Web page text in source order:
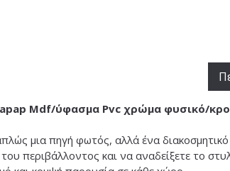
Mdf/ύφασμα Pvc χρώμα φυσικό/
μια πηγή φωτός, αλλά ένα
περιβάλλοντος και να αναδείξετε το